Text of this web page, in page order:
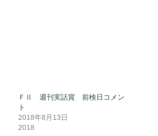
ＦⅡ 週刊実話賞 前検日コメン
ト
2018年8月13日
2018